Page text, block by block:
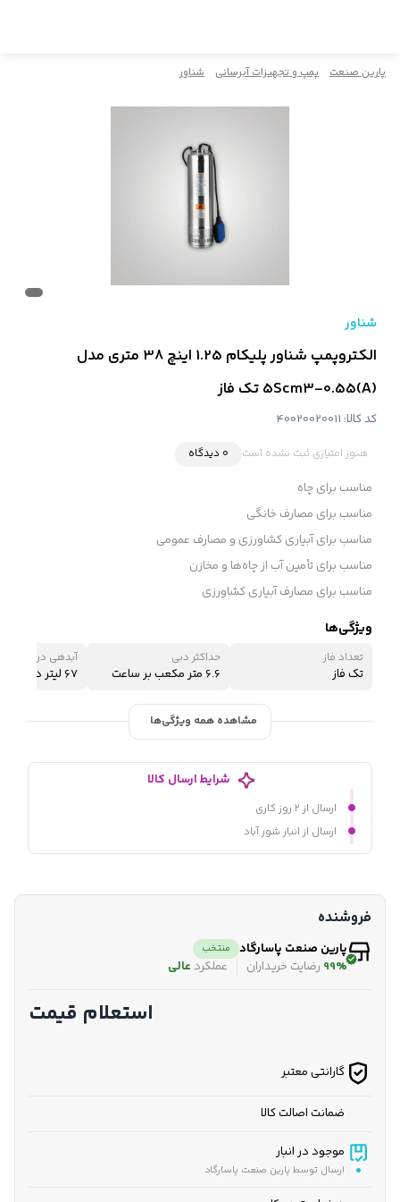
پارین صنعت پمپ و تجهیزات آبرسانی شناور
شناور
الکتروپمپ شناور پلیکام 1.25 اینچ 38 متری مدل
5Scm3-0.55(A) تک‌ فاز
کد کالا: 40020020011
هنوز امتیازی ثبت نشده است 0 دیدگاه
مناسب برای چاه
مناسب برای مصارف خانگی
مناسب برای آبیاری کشاورزی و مصارف عمومی
مناسب برای تأمین آب از چاه‌ها و مخازن
مناسب برای مصارف آبیاری کشاورزی
ویژگی‌ها
تعداد فاز
تک فاز
حداکثر دبی
6.6 متر مکعب بر ساعت
آبدهی در نقطه
67 لیتر در دقیقه
مشاهده همه ویژگی‌ها
شرایط ارسال کالا
ارسال از ۲ روز کاری
ارسال از انبار شور آباد
فروشنده
پارین صنعت پاسارگاد منتخب
99% رضایت خریداران عملکرد عالی
استعلام قیمت
گارانتی معتبر
ضمانت اصالت کالا
موجود در انبار
ارسال توسط پارین صنعت پاسارگاد